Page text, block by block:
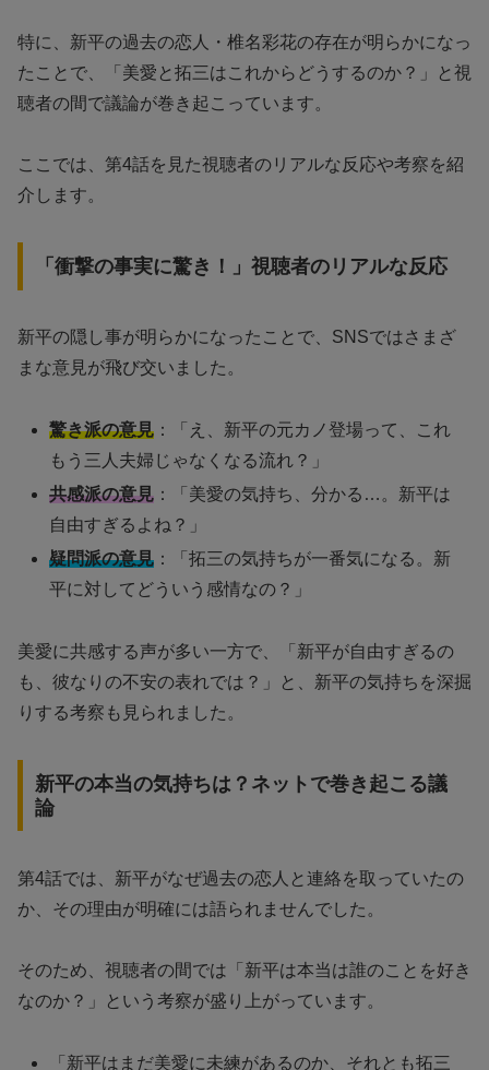
特に、新平の過去の恋人・椎名彩花の存在が明らかになっ
たことで、「美愛と拓三はこれからどうするのか？」と視
聴者の間で議論が巻き起こっています。
ここでは、第4話を見た視聴者のリアルな反応や考察を紹
介します。
「衝撃の事実に驚き！」視聴者のリアルな反応
新平の隠し事が明らかになったことで、SNSではさまざ
まな意見が飛び交いました。
驚き派の意見 ：「え、新平の元カノ登場って、これ
もう三人夫婦じゃなくなる流れ？」
共感派の意見 ：「美愛の気持ち、分かる…。新平は
自由すぎるよね？」
疑問派の意見 ：「拓三の気持ちが一番気になる。新
平に対してどういう感情なの？」
美愛に共感する声が多い一方で、「新平が自由すぎるの
も、彼なりの不安の表れでは？」と、新平の気持ちを深掘
りする考察も見られました。
新平の本当の気持ちは？ネットで巻き起こる議
論
第4話では、新平がなぜ過去の恋人と連絡を取っていたの
か、その理由が明確には語られませんでした。
そのため、視聴者の間では「新平は本当は誰のことを好き
なのか？」という考察が盛り上がっています。
「新平はまだ美愛に未練があるのか、それとも拓三